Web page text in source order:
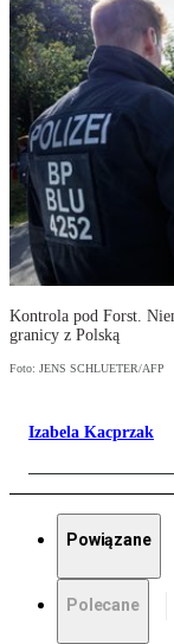
Kontrola pod Forst.
granicy z Polską
Foto: JENS SCHLUETER/AFP
Izabela Kacprzak
Powiązane
Polecane